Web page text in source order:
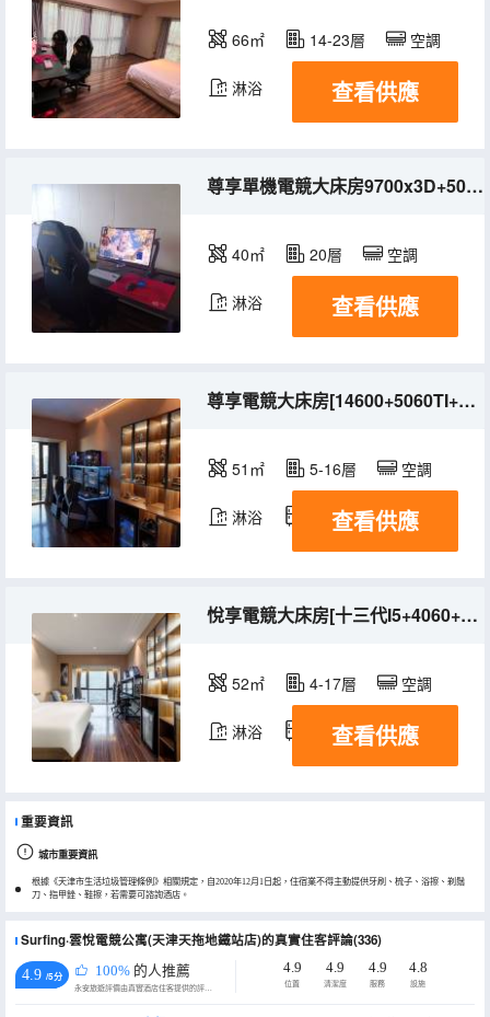
66㎡ 14-23層 空調
淋浴 查看供應
尊享單機電競大床房9700x3D+5060ti+2k320hz+GPW+磁軸
40㎡ 20層 空調
淋浴 查看供應
尊享電競大床房[14600+5060TI+GPW+2K320+機械臂]
51㎡ 5-16層 空調
淋浴 冰箱查看供應
悅享電競大床房[十三代I5+4060+32寸大屏+電競鍵鼠]
52㎡ 4-17層 空調
淋浴 冰箱查看供應
重要資訊
城市重要資訊
根據《天津市生活垃圾管理條例》相關規定，自2020年12月1日起，住宿業不得主動提供牙刷、梳子、浴擦、剃鬚
刀、指甲銼、鞋擦，若需要可諮詢酒店。
Surfing·雲悅電競公寓(天津天拖地鐵站店)的真實住客評論(336)
4.9 /5分 100% 的人推薦
永安旅遊評價由真實酒店住客提供的評價。
4.9
位置
4.9
清潔度
4.9
服務
4.8
設施